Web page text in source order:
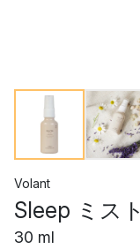
Volant
Sleep ミスト
30 ml